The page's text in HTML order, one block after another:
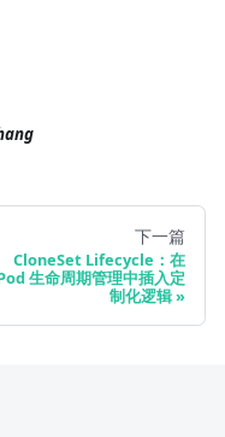
下一篇
CloneSet Lifecycle：在
生命周期管理中插入定
制化逻辑